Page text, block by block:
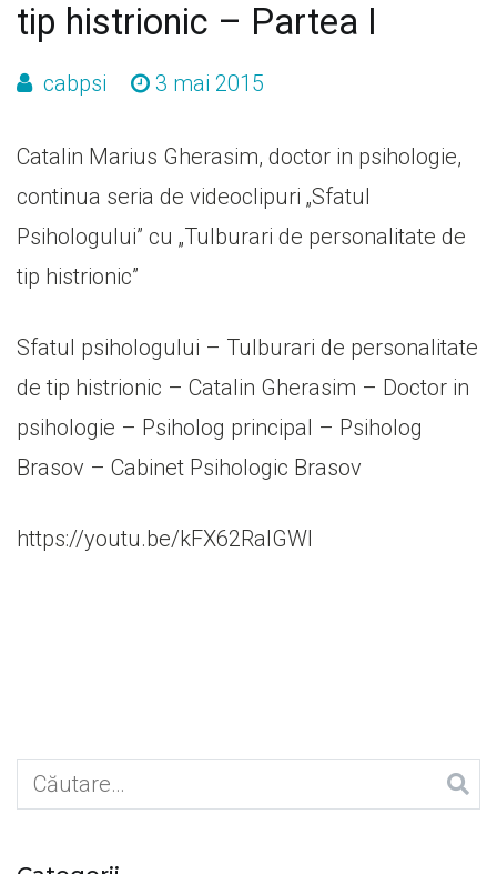
tip histrionic – Partea I
cabpsi 3 mai 2015
Catalin Marius Gherasim, doctor in psihologie,
continua seria de videoclipuri „Sfatul
Psihologului” cu „Tulburari de personalitate de
tip histrionic”
Sfatul psihologului – Tulburari de personalitate
de tip histrionic – Catalin Gherasim – Doctor in
psihologie – Psiholog principal – Psiholog
Brasov – Cabinet Psihologic Brasov
https://youtu.be/kFX62RalGWI
Caută
după: